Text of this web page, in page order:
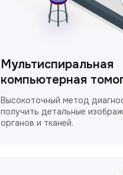
Мультиспиральная
компьютерная
Высокоточный метод
получить детальные
органов и тканей.